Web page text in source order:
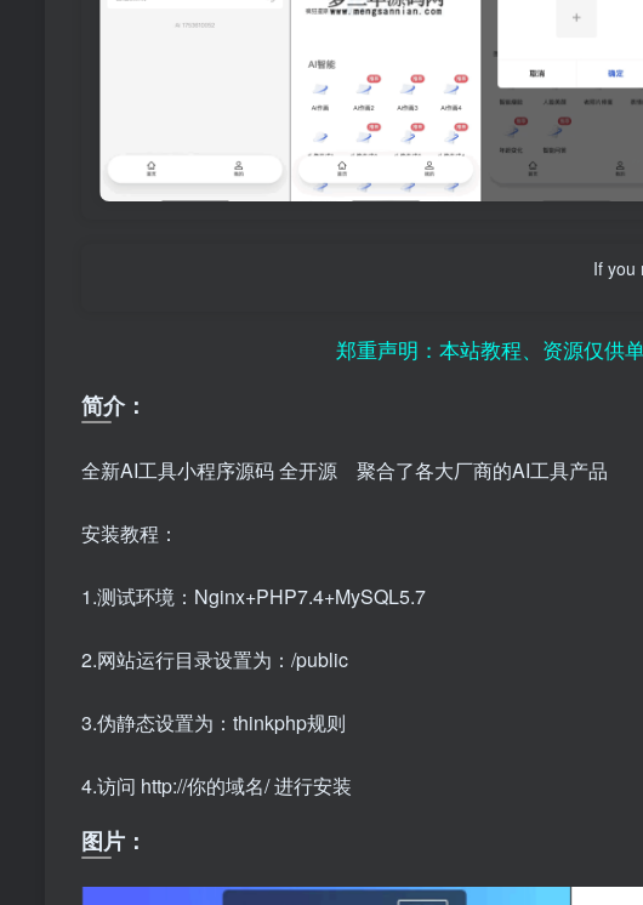
If you
郑重声明：本站教程、资源仅供单机研
简介：
全新AI工具小程序源码 全开源 聚合了各大厂商的AI工具产品
安装教程：
1.测试环境：Nginx+PHP7.4+MySQL5.7
2.网站运行目录设置为：/public
3.伪静态设置为：thinkphp规则
4.访问 http://你的域名/ 进行安装
图片：